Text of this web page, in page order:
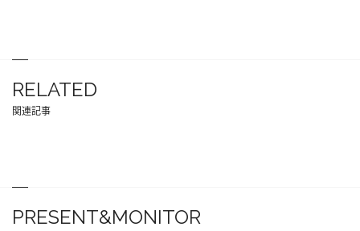
RELATED
関連記事
PRESENT&MONITOR